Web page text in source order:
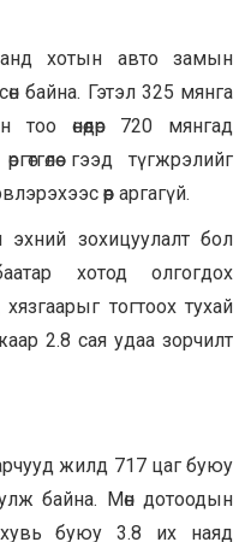
хотын авто замын
байна. Гэтэл 325 мянга
тоо өнөөдөр 720 мянгад
гээд түгжрэлийг
өөр аргагүй.
эхний зохицуулалт бол
хотод олгогдох
тогтоох тухай
2.8 сая удаа зорчилт
жилд 717 цаг буюу
байна. Мөн дотоодын
хувь буюу 3.8 их наяд